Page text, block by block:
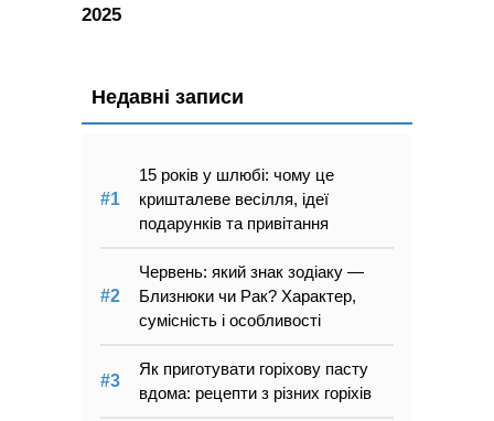
2025
Недавні записи
15 років у шлюбі: чому це
кришталеве весілля, ідеї
подарунків та привітання
Червень: який знак зодіаку —
Близнюки чи Рак? Характер,
сумісність і особливості
Як приготувати горіхову пасту
вдома: рецепти з різних горіхів